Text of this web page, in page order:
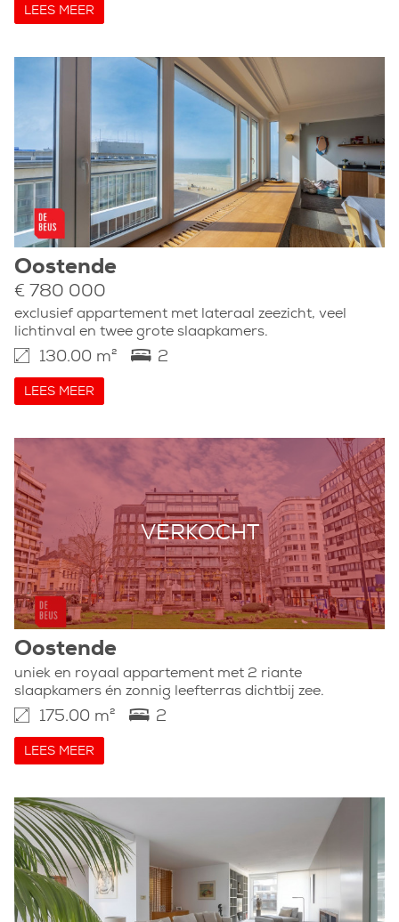
LEES MEER
Oostende
€ 780 000
exclusief appartement met lateraal zeezicht, veel
lichtinval en twee grote slaapkamers.
130.00 m² 2
LEES MEER
VERKOCHT
Oostende
uniek en royaal appartement met 2 riante
slaapkamers én zonnig leefterras dichtbij zee.
175.00 m² 2
LEES MEER